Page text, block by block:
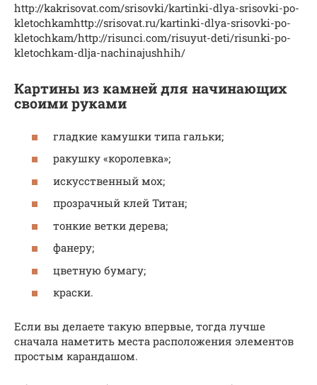
http://kakrisovat.com/srisovki/kartinki-dlya-srisovki-po-
kletochkamhttp://srisovat.ru/kartinki-dlya-srisovki-po-
kletochkam/http://risunci.com/risuyut-deti/risunki-po-
kletochkam-dlja-nachinajushhih/
Картины из камней для начинающих
своими руками
гладкие камушки типа гальки;
ракушку «королевка»;
искусственный мох;
прозрачный клей Титан;
тонкие ветки дерева;
фанеру;
цветную бумагу;
краски.
Если вы делаете такую впервые, тогда лучше
сначала наметить места расположения элементов
простым карандашом.